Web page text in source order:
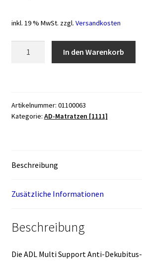
inkl. 19 % MwSt. zzgl. Versandkosten
Schaumstoffmatratze,
198x90x14
In den Warenkorb
Artikelnummer: 01100063
Kategorie: AD-Matratzen [1111]
Beschreibung
Zusätzliche Informationen
Beschreibung
Die ADL Multi Support Anti-Dekubitus-